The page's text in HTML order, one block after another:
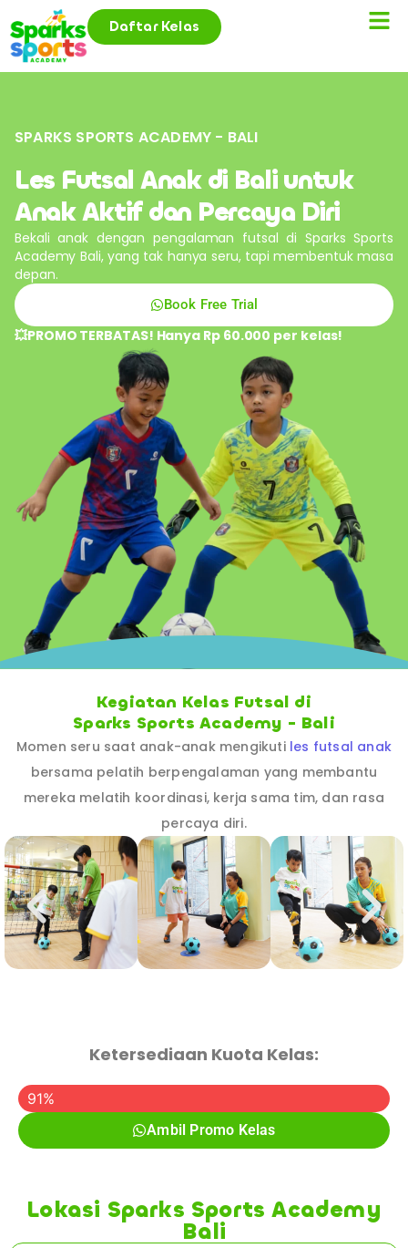
Daftar Kelas
SPARKS SPORTS ACADEMY - BALI
Les Futsal Anak di Bali untuk
Anak Aktif dan Percaya Diri
Bekali anak dengan pengalaman futsal di Sparks Sports
Academy Bali, yang tak hanya seru, tapi membentuk masa
depan.
Book Free Trial
💥PROMO TERBATAS! Hanya Rp 60.000 per kelas!
Kegiatan Kelas Futsal di
Sparks Sports Academy - Bali
Momen seru saat anak-anak mengikuti les futsal anak
bersama pelatih berpengalaman yang membantu
mereka melatih koordinasi, kerja sama tim, dan rasa
percaya diri.
Ketersediaan Kuota Kelas:
Promo Kelas Sudah Diambil
91%
Ambil Promo Kelas
Lokasi Sparks Sports Academy
Bali